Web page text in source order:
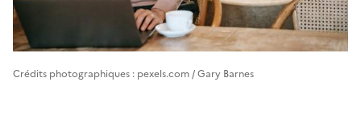
Crédits photographiques : pexels.com / Gary Barnes